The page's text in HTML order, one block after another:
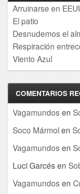
Arruinarse en
El patio
Desnudemos el
Respiración
Viento Azul
COMENTARIOS
Vagamundos en
Soco Mármolen
Vagamundos en
Luci Garcés en
Vagamundos en